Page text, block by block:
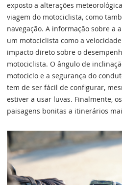
exposto a alterações
viagem do motociclista, como
navegação. A informação sobre a
um motociclista como a
impacto direto sobre o
motociclista. O ângulo de
motociclo e a segurança do
tem de ser fácil de configurar,
estiver a usar luvas. Finalmente,
paisagens bonitas a itinerários